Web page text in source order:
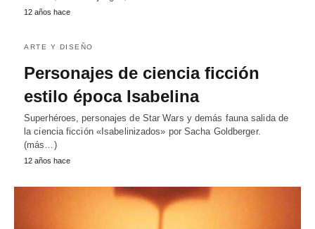
12 años hace
ARTE Y DISEÑO
Personajes de ciencia ficción
estilo época Isabelina
Superhéroes, personajes de Star Wars y demás fauna salida de
la ciencia ficción «Isabelinizados» por Sacha Goldberger.
(más…)
12 años hace